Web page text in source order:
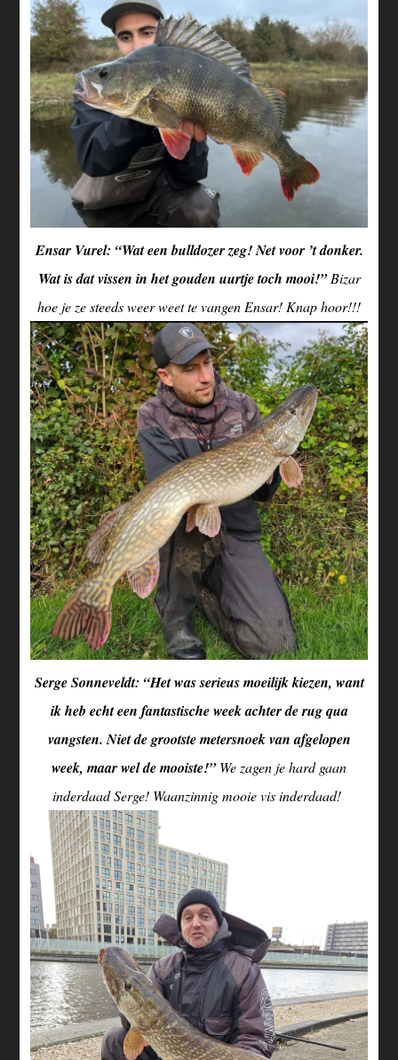
Ensar Vurel: “Wat een bulldozer zeg! Net voor ’t donker.
Wat is dat vissen in het gouden uurtje toch mooi!”Bizar
hoe je ze steeds weer weet te vangen Ensar! Knap hoor!!!
Serge Sonneveldt: “Het was serieus moeilijk kiezen, want
ik heb echt een fantastische week achter de rug qua
vangsten. Niet de grootste metersnoek van afgelopen
week, maar wel de mooiste!”We zagen je hard gaan
inderdaad Serge! Waanzinnig mooie vis inderdaad!